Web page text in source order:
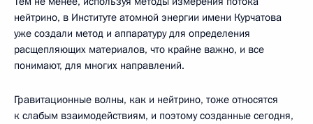
нейтрино, в Институте атомной энергии имени Курчатова
уже создали метод и аппаратуру для определения
расщепляющих материалов, что крайне важно, и все
понимают, для многих направлений.
Гравитационные волны, как и нейтрино, тоже относятся
к слабым взаимодействиям, и поэтому созданные сегодня,